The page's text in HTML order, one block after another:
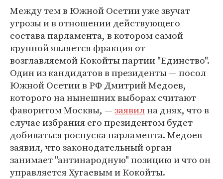
Между тем в Южной Осетии уже звучат
угрозы и в отношении действующего
состава парламента, в котором самой
крупной является фракция от
возглавляемой Кокойты партии "Единство".
Один из кандидатов в президенты — посол
Южной Осетии в РФ Дмитрий Медоев,
которого на нынешних выборах считают
фаворитом Москвы, —заявилна днях, что в
случае избрания его президентом будет
добиваться роспуска парламента. Медоев
заявил, что законодательный орган
занимает "антинародную" позицию и что он
управляется Хугаевым и Кокойты.